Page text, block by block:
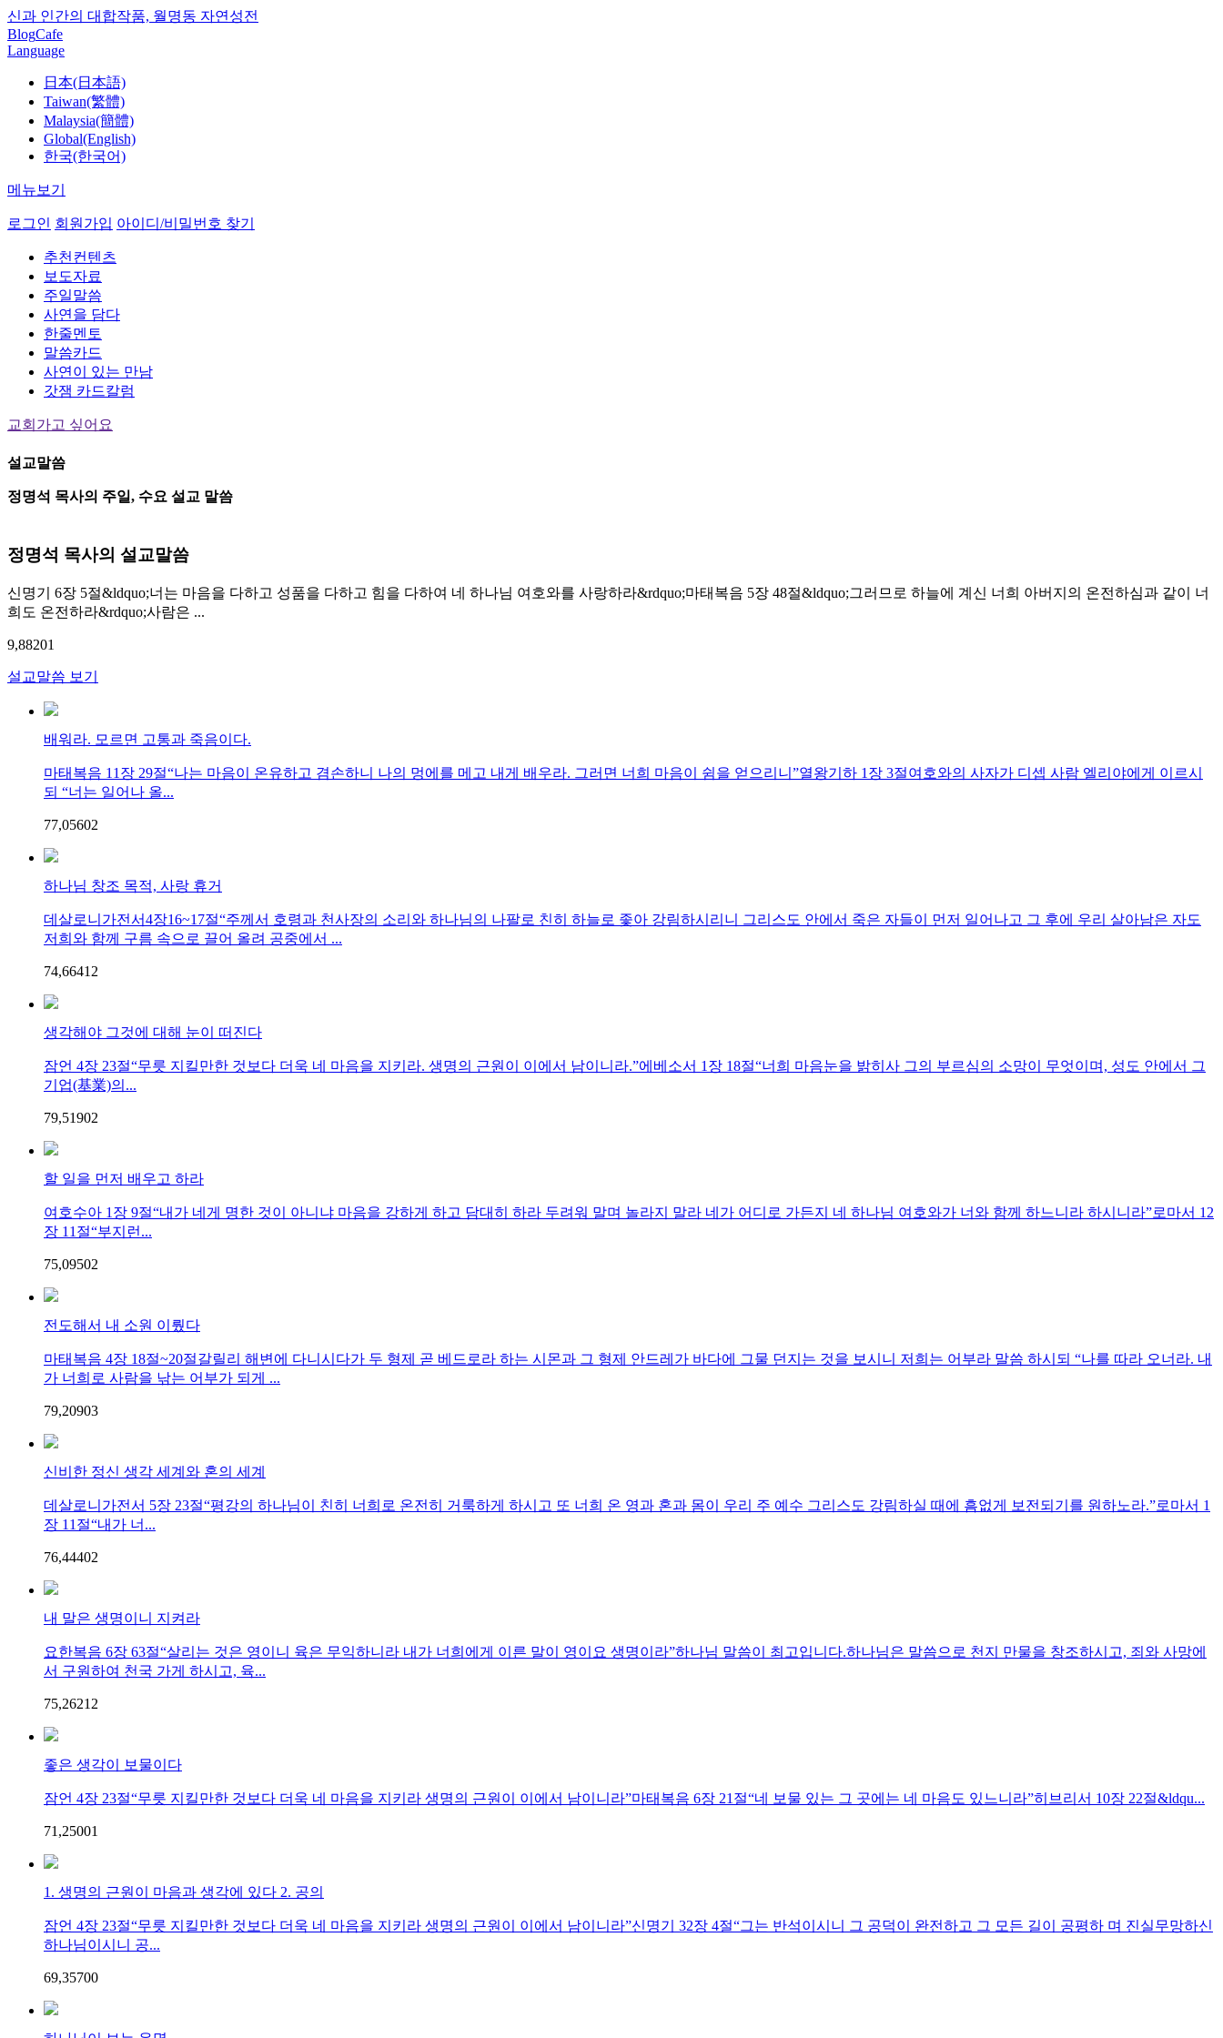
신과 인간의 대합작품, 월명동 자연성전
BlogCafe
Language
日本(日本語)
Taiwan(繁體)
Malaysia(簡體)
Global(English)
한국(한국어)
메뉴보기
로그인 회원가입 아이디/비밀번호 찾기
추천컨텐츠
보도자료
주일말씀
사연을 담다
한줄멘토
말씀카드
사연이 있는 만남
갓잼 카드칼럼
교회가고 싶어요
설교말씀
정명석 목사의 주일, 수요 설교 말씀
정명석 목사의 설교말씀
신명기 6장 5절&ldquo;너는 마음을 다하고 성품을 다하고 힘을 다하여 네 하나님 여호와를 사랑하라&rdquo;마태복음 5장 48절&ldquo;그러므로 하늘에 계신 너희 아버지의 온전하심과 같이 너
희도 온전하라&rdquo;사람은 ...
9,88201
설교말씀 보기
배워라. 모르면 고통과 죽음이다.
마태복음 11장 29절“나는 마음이 온유하고 겸손하니 나의 멍에를 메고 내게 배우라. 그러면 너희 마음이 쉼을 얻으리니”열왕기하 1장 3절여호와의 사자가 디셉 사람 엘리야에게 이르시
되 “너는 일어나 올...
77,05602
하나님 창조 목적, 사랑 휴거
데살로니가전서4장16~17절“주께서 호령과 천사장의 소리와 하나님의 나팔로 친히 하늘로 좇아 강림하시리니 그리스도 안에서 죽은 자들이 먼저 일어나고 그 후에 우리 살아남은 자도
저희와 함께 구름 속으로 끌어 올려 공중에서 ...
74,6641 2
생각해야 그것에 대해 눈이 떠진다
잠언 4장 23절“무릇 지킬만한 것보다 더욱 네 마음을 지키라. 생명의 근원이 이에서 남이니라.”에베소서 1장 18절“너희 마음눈을 밝히사 그의 부르심의 소망이 무엇이며, 성도 안에서 그
기업(基業)의...
79,51902
할 일을 먼저 배우고 하라
여호수아 1장 9절“내가 네게 명한 것이 아니냐 마음을 강하게 하고 담대히 하라 두려워 말며 놀라지 말라 네가 어디로 가든지 네 하나님 여호와가 너와 함께 하느니라 하시니라”로마서 12
장 11절“부지런...
75,09502
전도해서 내 소원 이뤘다
마태복음 4장 18절~20절갈릴리 해변에 다니시다가 두 형제 곧 베드로라 하는 시몬과 그 형제 안드레가 바다에 그물 던지는 것을 보시니 저희는 어부라 말씀 하시되 “나를 따라 오너라. 내
가 너희로 사람을 낚는 어부가 되게 ...
79,20903
신비한 정신 생각 세계와 혼의 세계
데살로니가전서 5장 23절“평강의 하나님이 친히 너희로 온전히 거룩하게 하시고 또 너희 온 영과 혼과 몸이 우리 주 예수 그리스도 강림하실 때에 흠없게 보전되기를 원하노라.”로마서 1
장 11절“내가 너...
76,44402
내 말은 생명이니 지켜라
요한복음 6장 63절“살리는 것은 영이니 육은 무익하니라 내가 너희에게 이른 말이 영이요 생명이라”하나님 말씀이 최고입니다.하나님은 말씀으로 천지 만물을 창조하시고, 죄와 사망에
서 구원하여 천국 가게 하시고, 육...
75,2621 2
좋은 생각이 보물이다
잠언 4장 23절“무릇 지킬만한 것보다 더욱 네 마음을 지키라 생명의 근원이 이에서 남이니라”마태복음 6장 21절“네 보물 있는 그 곳에는 네 마음도 있느니라”히브리서 10장 22절&ldqu...
71,25001
1. 생명의 근원이 마음과 생각에 있다 2. 공의
잠언 4장 23절“무릇 지킬만한 것보다 더욱 네 마음을 지키라 생명의 근원이 이에서 남이니라”신명기 32장 4절“그는 반석이시니 그 공덕이 완전하고 그 모든 길이 공평하 며 진실무망하신
하나님이시니 공...
69,35700